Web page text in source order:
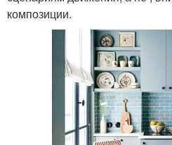
композиции.